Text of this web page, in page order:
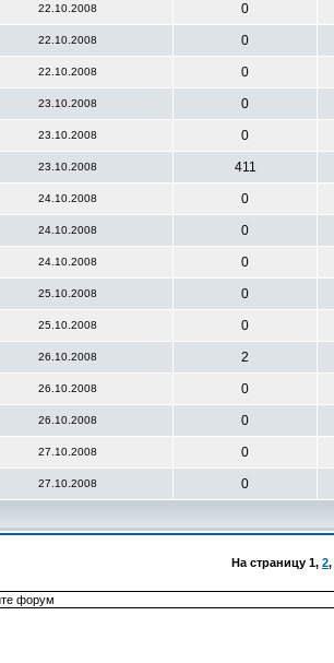
22.10.2008 0
22.10.2008 0
22.10.2008 0
23.10.2008 0
23.10.2008 0
23.10.2008 411
24.10.2008 0
24.10.2008 0
24.10.2008 0
25.10.2008 0
25.10.2008 0
26.10.2008 2
26.10.2008 0
26.10.2008 0
27.10.2008 0
27.10.2008 0
На страницу 1, 2,